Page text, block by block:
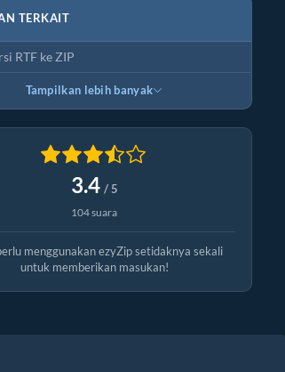
TERKAIT
RTF ke ZIP
Tampilkan lebih banyak
3.4 / 5
104 suara
menggunakan ezyZip setidaknya sekali
untuk memberikan masukan!